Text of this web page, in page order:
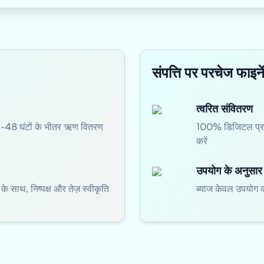
48 घंटों के भीतर ऋण वितरण
साथ, निष्पक्ष और तेज़ स्वीकृति
संपत्ति पर परचेज
त्वरित संवितरण
100% डिजिटल
करें
उपयोग के अनुसार
ब्याज केवल उपयोग